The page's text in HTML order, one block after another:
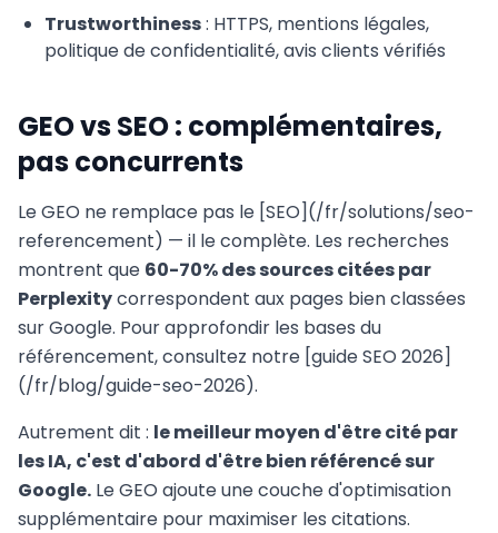
Trustworthiness: HTTPS, mentions légales,
politique de confidentialité, avis clients vérifiés
GEO vs SEO : complémentaires,
pas concurrents
Le GEO ne remplace pas le [SEO](/fr/solutions/seo-
referencement) — il le complète. Les recherches
montrent que 60-70% des sources citées par
Perplexitycorrespondent aux pages bien classées
sur Google. Pour approfondir les bases du
référencement, consultez notre [guide SEO 2026]
(/fr/blog/guide-seo-2026).
Autrement dit : le meilleur moyen d'être cité par
les IA, c'est d'abord d'être bien référencé sur
Google. Le GEO ajoute une couche d'optimisation
supplémentaire pour maximiser les citations.